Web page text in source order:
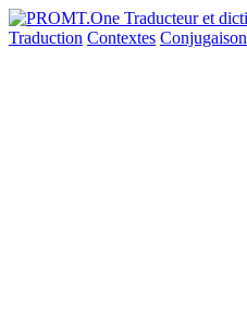
Traduction Contextes Conjugaison